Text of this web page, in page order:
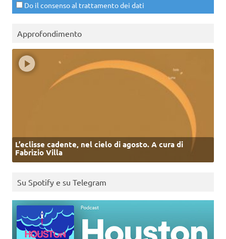
Do il consenso al trattamento dei dati
Approfondimento
L’eclisse cadente, nel cielo di agosto. A cura di
Fabrizio Villa
Su Spotify e su Telegram